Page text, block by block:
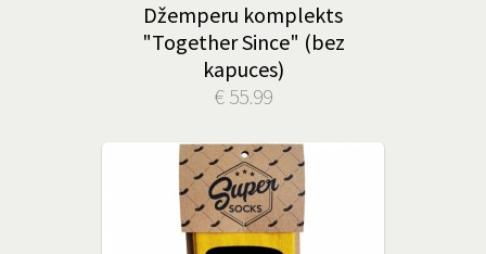
Džemperu komplekts
"Together Since" (bez
kapuces)
€ 55.99